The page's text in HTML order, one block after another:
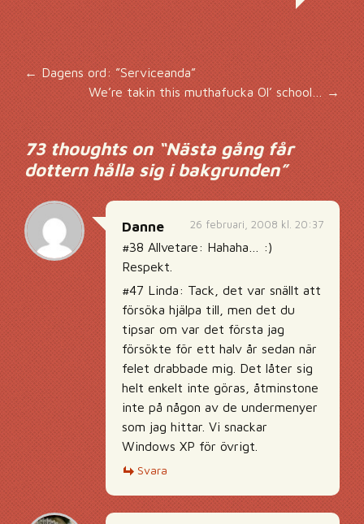
Inläggsnavigering
← Dagens ord: ”Serviceanda”
We’re takin this muthafucka Ol’ school…→
73 thoughts on “Nästa gång får
dottern hålla sig i bakgrunden”
26 februari, 2008 kl. 20:37
Danne
#38 Allvetare: Hahaha… :)
Respekt.
#47 Linda: Tack, det var snällt att
försöka hjälpa till, men det du
tipsar om var det första jag
försökte för ett halv år sedan när
felet drabbade mig. Det låter sig
helt enkelt inte göras, åtminstone
inte på någon av de undermenyer
som jag hittar. Vi snackar
Windows XP för övrigt.
Svara